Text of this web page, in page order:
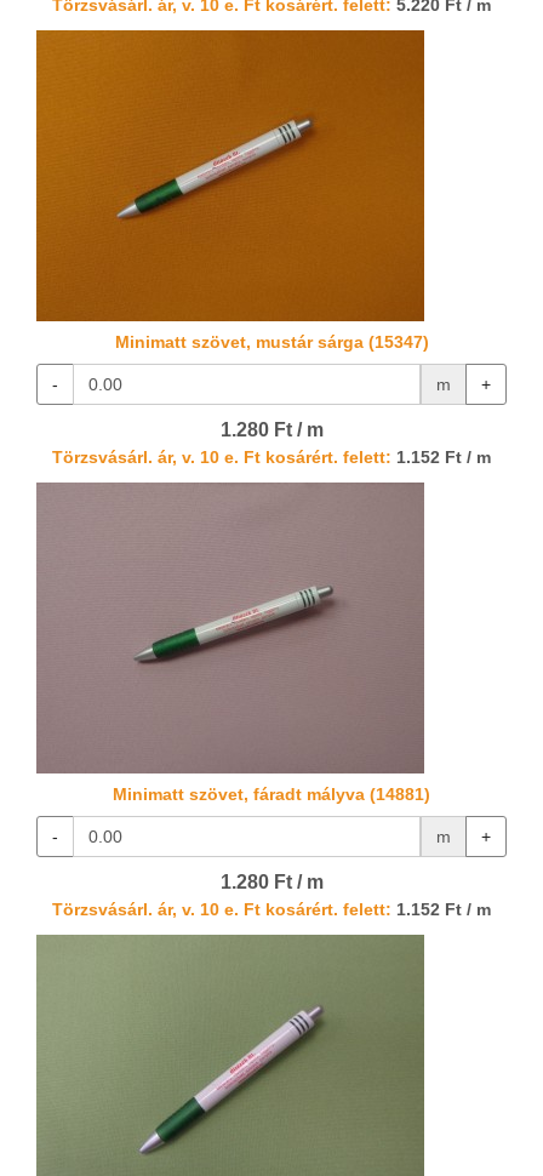
Törzsvásárl. ár, v. 10 e. Ft kosárért. felett: 5.220 Ft / m
Minimatt szövet, mustár sárga (15347)
- m +
1.280 Ft / m
Törzsvásárl. ár, v. 10 e. Ft kosárért. felett: 1.152 Ft / m
Minimatt szövet, fáradt mályva (14881)
- m +
1.280 Ft / m
Törzsvásárl. ár, v. 10 e. Ft kosárért. felett: 1.152 Ft / m